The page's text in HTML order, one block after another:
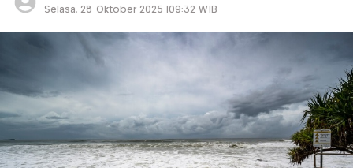
Selasa, 28 Oktober 2025 |09:32 WIB